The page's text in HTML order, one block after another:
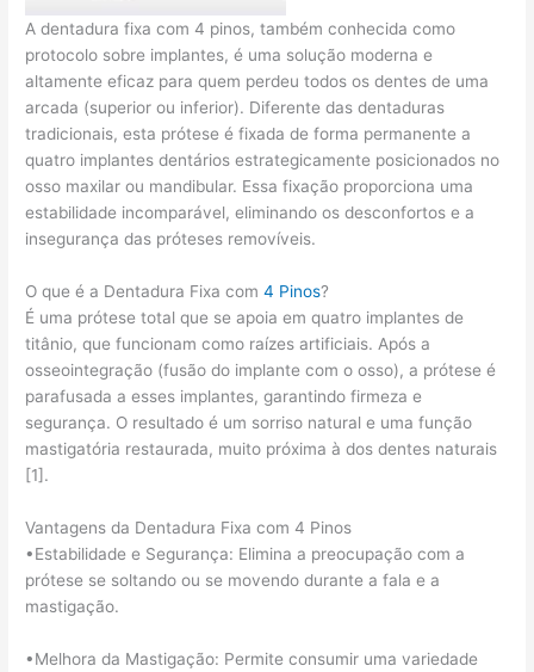
A dentadura fixa com 4 pinos, também conhecida como
protocolo sobre implantes, é uma solução moderna e
altamente eficaz para quem perdeu todos os dentes de uma
arcada (superior ou inferior). Diferente das dentaduras
tradicionais, esta prótese é fixada de forma permanente a
quatro implantes dentários estrategicamente posicionados no
osso maxilar ou mandibular. Essa fixação proporciona uma
estabilidade incomparável, eliminando os desconfortos e a
insegurança das próteses removíveis.
O que é a Dentadura Fixa com4 Pinos?
É uma prótese total que se apoia em quatro implantes de
titânio, que funcionam como raízes artificiais. Após a
osseointegração (fusão do implante com o osso), a prótese é
parafusada a esses implantes, garantindo firmeza e
segurança. O resultado é um sorriso natural e uma função
mastigatória restaurada, muito próxima à dos dentes naturais
[1].
Vantagens da Dentadura Fixa com 4 Pinos
•Estabilidade e Segurança: Elimina a preocupação com a
prótese se soltando ou se movendo durante a fala e a
mastigação.
•Melhora da Mastigação: Permite consumir uma variedade